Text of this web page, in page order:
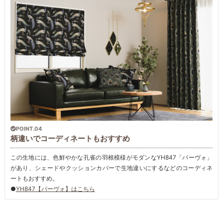
POINT.04
柄違いでコーディネートもおすすめ
この生地には、色鮮やかな孔雀の羽根模様がモダンなYH847「パーヴォ」
があり、シェードやクッションカバーで生地違いにするなどのコーディネ
ートもおすすめ。
●YH847【パーヴォ】はこちら